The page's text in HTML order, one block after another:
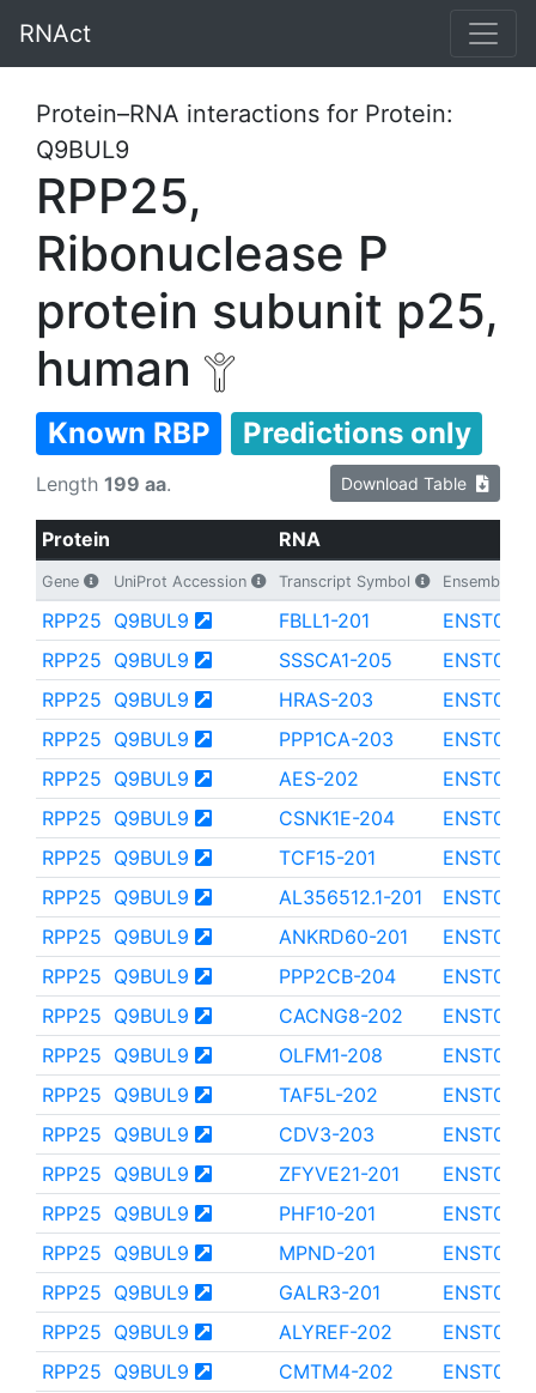
RNAct
Protein–RNA interactions for Protein:
Q9BUL9
RPP25,
Ribonuclease P
protein subunit p25,
human
Known RBP Predictions only
Length 199 aa. Download Table
Protein RNA
Gene UniProt Accession Transcript Symbol Ensembl
RPP25 Q9BUL9 FBLL1-201
RPP25 Q9BUL9 SSSCA1-205
RPP25 Q9BUL9 HRAS-203
RPP25 Q9BUL9 PPP1CA-203
RPP25 Q9BUL9 AES-202
RPP25 Q9BUL9 CSNK1E-204
RPP25 Q9BUL9 TCF15-201
RPP25 Q9BUL9 AL356512.1-201
RPP25 Q9BUL9 ANKRD60-201
RPP25 Q9BUL9 PPP2CB-204
RPP25 Q9BUL9 CACNG8-202
RPP25 Q9BUL9 OLFM1-208
RPP25 Q9BUL9 TAF5L-202
RPP25 Q9BUL9 CDV3-203
RPP25 Q9BUL9 ZFYVE21-201
RPP25 Q9BUL9 PHF10-201
RPP25 Q9BUL9 MPND-201
RPP25 Q9BUL9 GALR3-201
RPP25 Q9BUL9 ALYREF-202
RPP25 Q9BUL9 CMTM4-202